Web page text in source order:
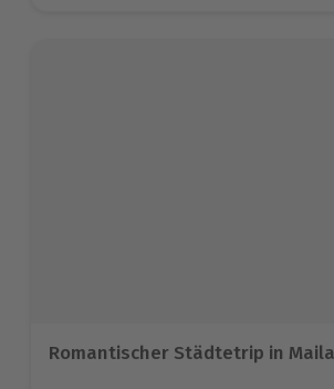
Romantischer Städtetrip in